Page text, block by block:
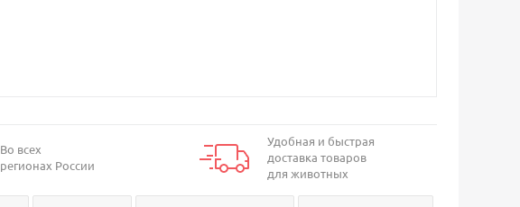
Во всех
регионах России
Удобная и быстрая
доставка товаров
для животных